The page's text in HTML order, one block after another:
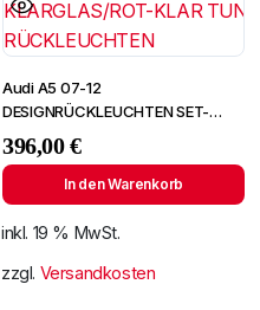
Audi A5 07-12
DESIGNRÜCKLEUCHTEN SET-
KLARGLAS/ROT-KLAR TUNING
RÜCKLEUCHTEN
396,00€
In den Warenkorb
inkl. 19 % MwSt.
zzgl. Versandkosten